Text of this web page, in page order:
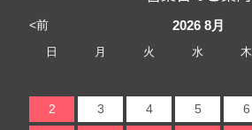
<前 2026 8月
日 月 火 水 木
2 3 4 5 6